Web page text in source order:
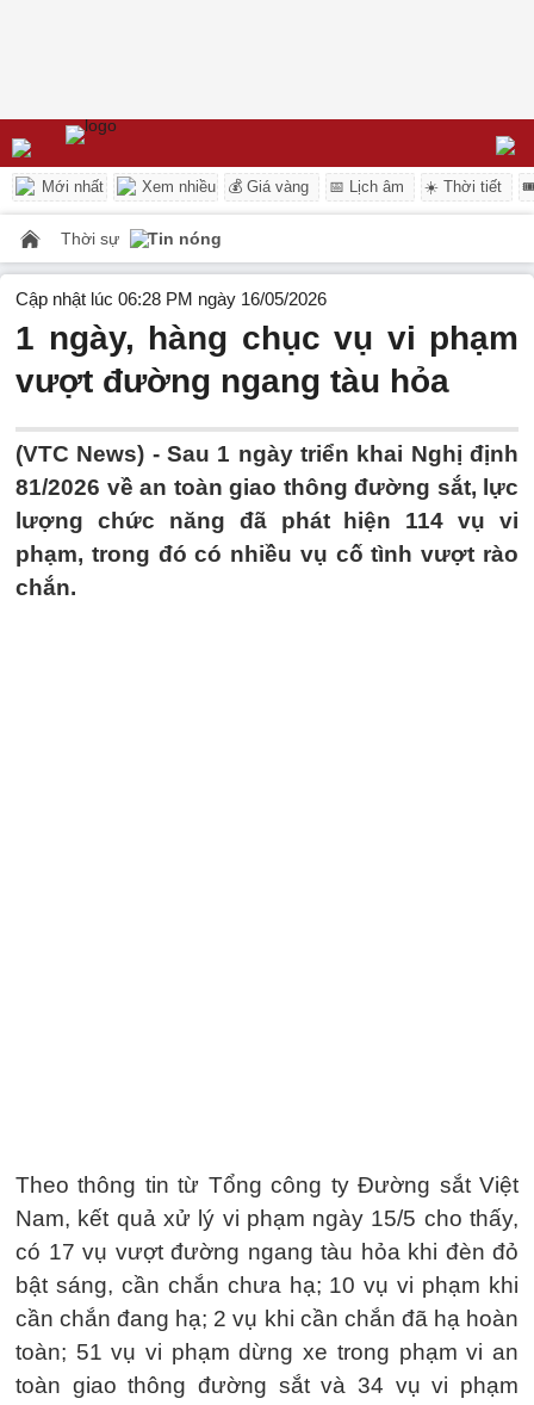
Mới nhất Xem nhiều 💰 Giá vàng 📅 Lịch âm ☀️ Thời tiết
Thời sự Tin nóng
Cập nhật lúc 06:28 PM ngày 16/05/2026
1 ngày, hàng chục vụ vi phạm
vượt đường ngang tàu hỏa
(VTC News) - Sau 1 ngày triển khai Nghị định
81/2026 về an toàn giao thông đường sắt, lực
lượng chức năng đã phát hiện 114 vụ vi
phạm, trong đó có nhiều vụ cố tình vượt rào
chắn.
Theo thông tin từ Tổng công ty Đường sắt Việt
Nam, kết quả xử lý vi phạm ngày 15/5 cho thấy,
có 17 vụ vượt đường ngang tàu hỏa khi đèn đỏ
bật sáng, cần chắn chưa hạ; 10 vụ vi phạm khi
cần chắn đang hạ; 2 vụ khi cần chắn đã hạ hoàn
toàn; 51 vụ vi phạm dừng xe trong phạm vi an
toàn giao thông đường sắt và 34 vụ vi phạm